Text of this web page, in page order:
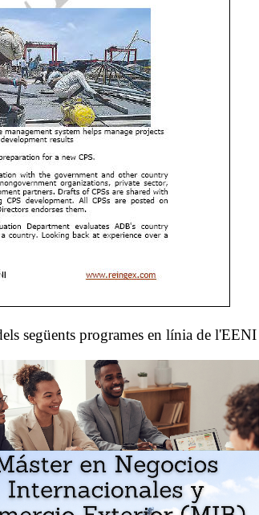
següents programes en línia de